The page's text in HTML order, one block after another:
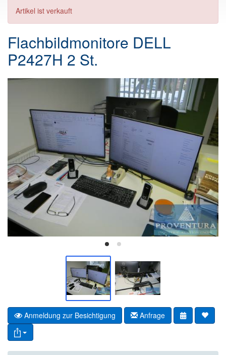
Artikel ist verkauft
Flachbildmonitore DELL
P2427H 2 St.
Anmeldung zur Besichtigung Anfrage